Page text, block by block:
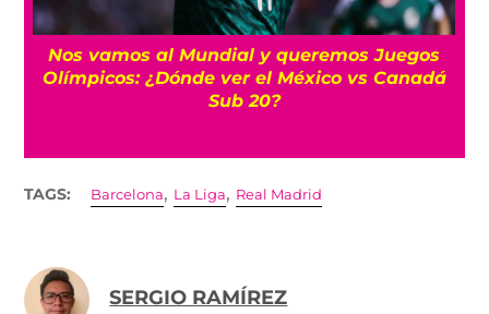
Nos vamos al Mundial y queremos Juegos
Olímpicos: ¿Dónde ver el México vs Canadá
Sub 20?
TAGS: Barcelona, La Liga, Real Madrid
SERGIO RAMÍREZ